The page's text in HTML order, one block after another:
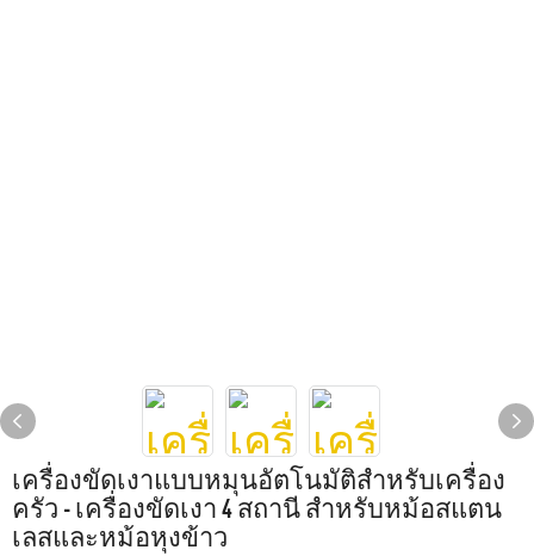
เครื่องขัดเงาแบบหมุนอัตโนมัติสำหรับเครื่อง
ครัว - เครื่องขัดเงา 4 สถานี สำหรับหม้อสแตน
เลสและหม้อหุงข้าว